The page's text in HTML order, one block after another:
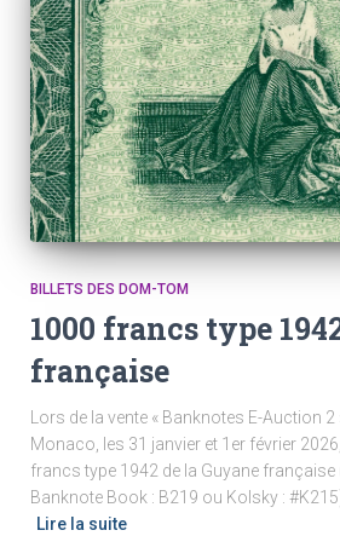
BILLETS DES DOM-TOM
1000 francs type
française
Lors de la vente « Banknotes E-Auction
Monaco, les 31 janvier et 1er février
francs type 1942 de la Guyane française
Banknote Book : B219 ou Kolsky :
Lire la suite